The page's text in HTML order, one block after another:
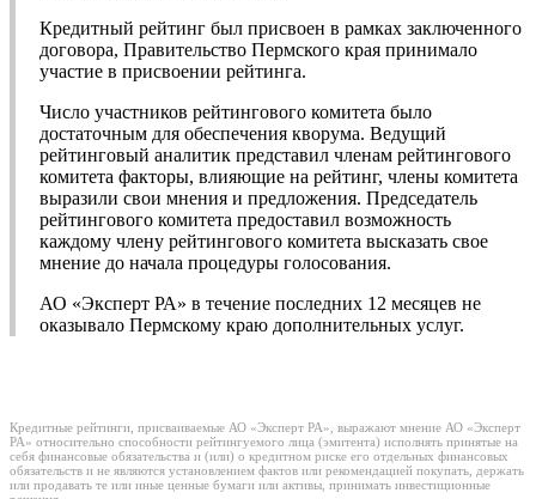
Кредитный рейтинг был присвоен в рамках заключенного
договора, Правительство Пермского края принимало
участие в присвоении рейтинга.
Число участников рейтингового комитета было
достаточным для обеспечения кворума. Ведущий
рейтинговый аналитик представил членам рейтингового
комитета факторы, влияющие на рейтинг, члены комитета
выразили свои мнения и предложения. Председатель
рейтингового комитета предоставил возможность
каждому члену рейтингового комитета высказать свое
мнение до начала процедуры голосования.
АО «Эксперт РА» в течение последних 12 месяцев не
оказывало Пермскому краю дополнительных услуг.
Кредитные рейтинги, присваиваемые АО «Эксперт РА», выражают мнение АО «Эксперт
РА» относительно способности рейтингуемого лица (эмитента) исполнять принятые на
себя финансовые обязательства и (или) о кредитном риске его отдельных финансовых
обязательств и не являются установлением фактов или рекомендацией покупать, держать
или продавать те или иные ценные бумаги или активы, принимать инвестиционные